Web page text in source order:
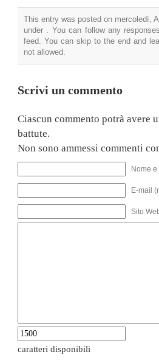
This entry was posted on mercoledì,
under . You can follow any
feed. You can skip to the end and
not allowed.
Scrivi un commento
Ciascun commento potrà avere
battute.
Non sono ammessi commenti
Nome
E-mail
Sito
caratteri disponibili